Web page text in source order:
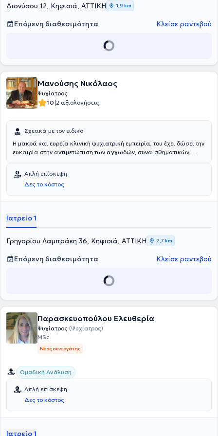
Διονύσου 12, Κηφισιά, ΑΤΤΙΚΗ 1,9 km
Επόμενη διαθεσιμότητα Κλείσε ραντεβού
Μανούσης Νικόλαος
Ψυχίατρος
10|2 αξιολογήσεις
Σχετικά με τον ειδικό
Η μακρά και ευρεία κλινική ψυχιατρική εμπειρία, του έχει δώσει την
ευκαιρία στην αντιμετώπιση των αγχωδών, συναισθηματικών,
Ιατρείο που διατηρεί επιτυχώς από 35ετίας στην Αθήνα. Έχει
ασχοληθεί, πλην της διαγνωστικής και θεραπευτικής
αντιμετώπισης των ψυχωσικών και συναισθηματικών διαταραχών
(μονοπολική κατάθλιψη, διπολική διαταραχή κά), με τον
αλκοόλ. Επίσης, έχει ασχοληθεί με την εκπαίδευση κλινικών
ψυχολόγων και κοινωνικών λειτουργών.
Απλή επίσκεψη
Δες το κόστος
Ιατρείο 1
Γρηγορίου Λαμπράκη 36, Κηφισιά, ΑΤΤΙΚΗ 2,7 km
Επόμενη διαθεσιμότητα Κλείσε ραντεβού
Παρασκευοπούλου Ελευθερία
Ψυχίατρος (Ψυχίατρος)
MSc
Νέος συνεργάτης
Ομαδική Ανάλυση
Απλή επίσκεψη
Δες το κόστος
Ιατρείο 1